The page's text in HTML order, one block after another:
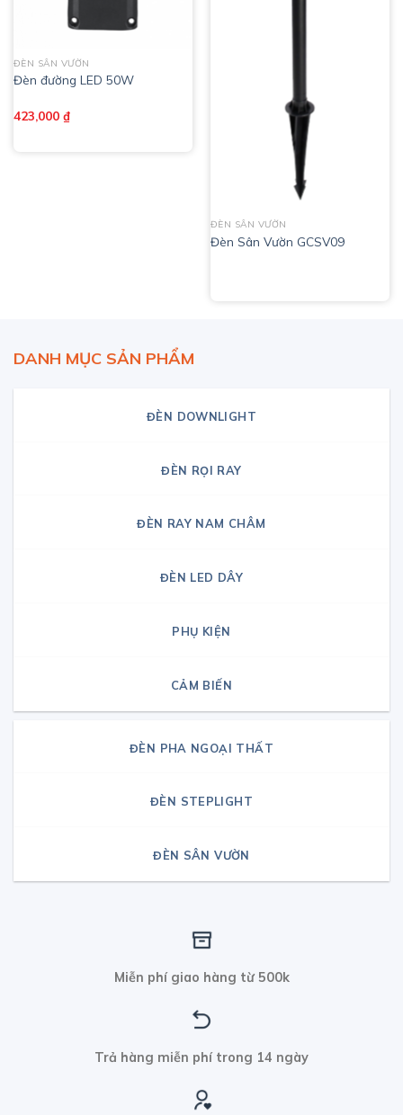
ĐÈN SÂN VƯỜN
Đèn đường LED 50W
423,000 ₫
ĐÈN SÂN VƯỜN
Đèn Sân Vườn GCSV09
DANH MỤC SẢN PHẨM
ĐÈN DOWNLIGHT
ĐÈN RỌI RAY
ĐÈN RAY NAM CHÂM
ĐÈN LED DÂY
PHỤ KIỆN
CẢM BIẾN
ĐÈN PHA NGOẠI THẤT
ĐÈN STEPLIGHT
ĐÈN SÂN VƯỜN
Miễn phí giao hàng từ 500k
Trả hàng miễn phí trong 14 ngày